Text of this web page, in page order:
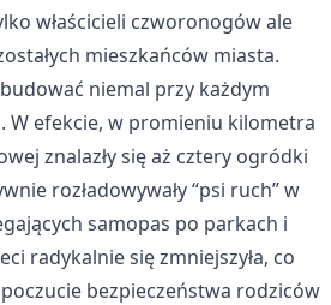
właścicieli czworonogów ale
mieszkańców miasta.
niemal przy każdym
W efekcie, w promieniu kilometra
znalazły się aż cztery ogródki
rozładowywały “psi ruch” w
samopas po parkach i
radykalnie się zmniejszyła, co
poczucie bezpieczeństwa rodziców